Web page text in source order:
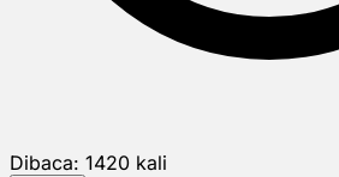
Dibaca: 1420 kali